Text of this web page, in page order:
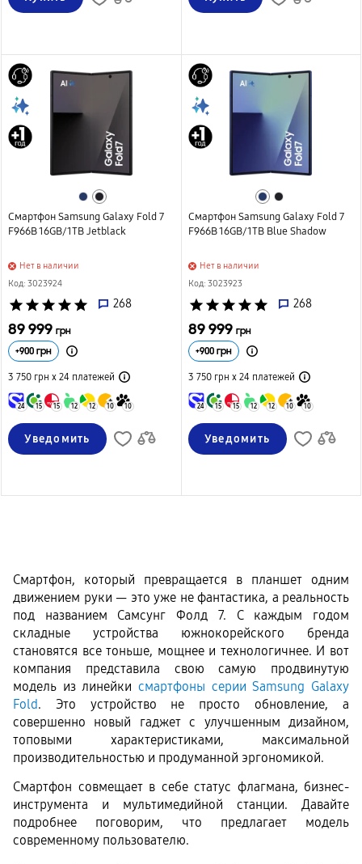
Смартфон Samsung Galaxy Fold 7
F966B 16GB/1TB Jetblack
Нет в наличии
Код: 3023924
star star star star star 268
89 999 грн
+900 грн
3 750 грн х 24 платежей
24 15 15 12 12 10 10
Уведомить
Смартфон Samsung Galaxy Fold 7
F966B 16GB/1TB Blue Shadow
Нет в наличии
Код: 3023923
star star star star star 268
89 999 грн
+900грн
3 750 грн х 24платежей
24 15 15 12 12 10 10
Уведомить
Смартфон, который превращается в планшет одним
движением руки — это уже не фантастика, а реальность
под названием Самсунг Фолд 7. С каждым годом
складные устройства южнокорейского бренда
становятся все тоньше, мощнее и технологичнее. И вот
компания представила свою самую продвинутую
модель из линейки смартфоны серии Samsung Galaxy
Fold. Это устройство не просто обновление, а
совершенно новый гаджет с улучшенным дизайном,
топовыми характеристиками, максимальной
производительностью и продуманной эргономикой.
Смартфон совмещает в себе статус флагмана, бизнес-
инструмента и мультимедийной станции. Давайте
подробнее поговорим, что предлагает модель
современному пользователю.